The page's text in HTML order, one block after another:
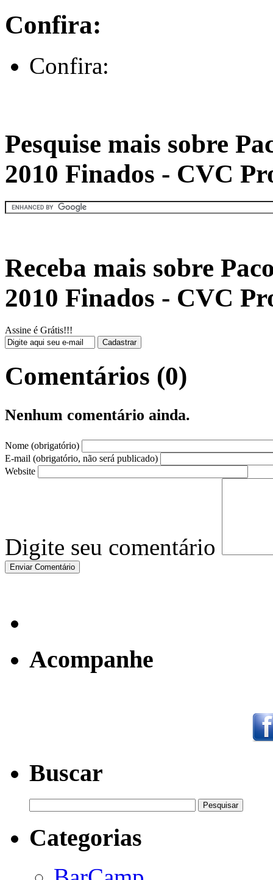
Confira:
Confira:
Pesquise mais sobre
2010 Finados - CVC
Receba mais sobre
2010 Finados - CVC
Assine é Grátis!!!
Comentários (0)
Nenhum comentário ainda.
Nome (obrigatório)
E-mail (obrigatório, não será publicado)
Website
Digite seu comentário
Acompanhe
Buscar
Categorias